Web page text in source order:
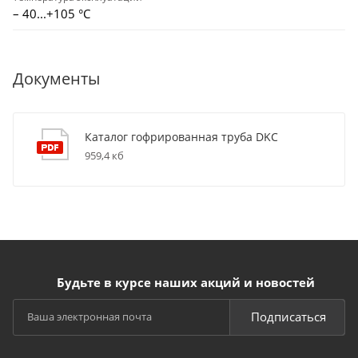
– 40...+105 °С
Документы
Каталог гофрированная труба DKC
959,4 кб
Будьте в курсе наших акций и новостей
Подписаться